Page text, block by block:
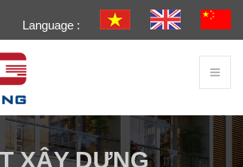
Language :
XÂY DỰNG